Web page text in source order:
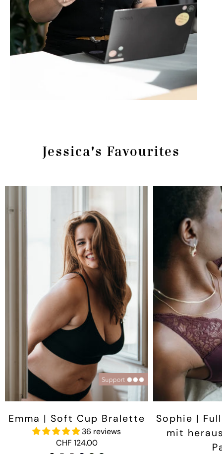
Jessica's Favourites
Emma | Soft Cup Bralette
36 reviews
CHF 124.00
Sophie |
mit